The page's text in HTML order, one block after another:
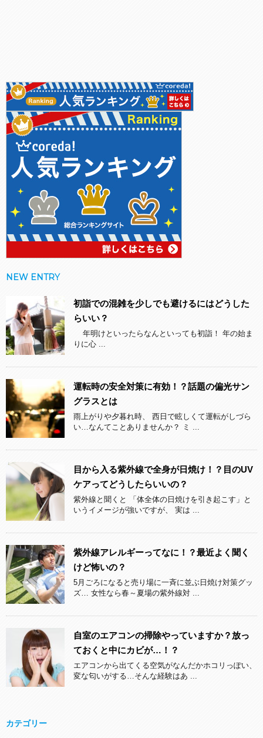
NEW ENTRY
初詣での混雑を少しでも避けるにはどうした
らいい？
年明けといったらなんといっても初詣！ 年の始ま
りに心 ...
運転時の安全対策に有効！？話題の偏光サン
グラスとは
雨上がりや夕暮れ時、 西日で眩しくて運転がしづら
い…なんてことありませんか？ ミ ...
目から入る紫外線で全身が日焼け！？目のUV
ケアってどうしたらいいの？
紫外線と聞くと 「体全体の日焼けを引き起こす」と
いうイメージが強いですが、 実は ...
紫外線アレルギーってなに！？最近よく聞く
けど怖いの？
5月ごろになると売り場に一斉に並ぶ日焼け対策グッ
ズ… 女性なら春～夏場の紫外線対 ...
自室のエアコンの掃除やっていますか？放っ
ておくと中にカビが…！？
エアコンから出てくる空気がなんだかホコリっぽい、
変な匂いがする…そんな経験はあ ...
カテゴリー